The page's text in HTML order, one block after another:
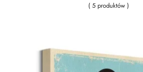
( 5 produktów )